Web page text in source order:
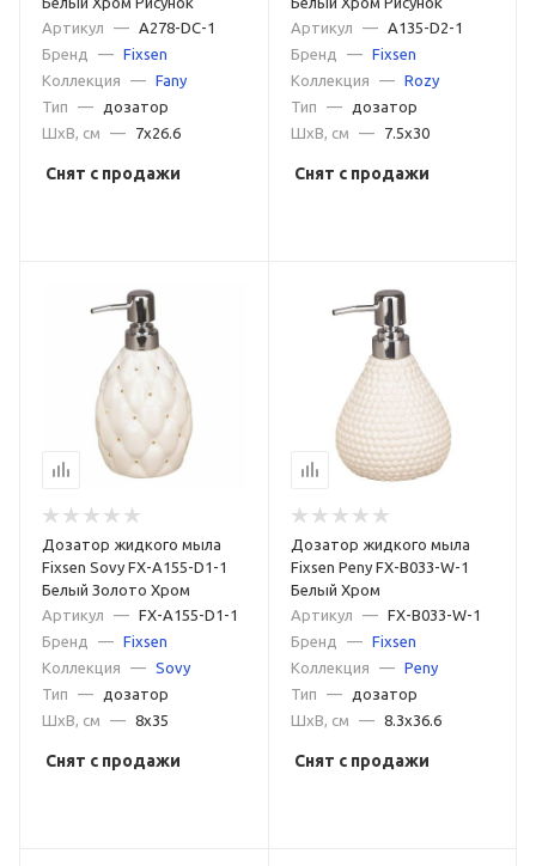
Артикул
— A278-DC-1
Бренд
— Fixsen
Коллекция
— Fany
Тип
—
дозатор
ШxВ, см
— 7x26.6
Снят с продажи
Артикул
—
A135-D2-1
Бренд
—
Fixsen
Коллекция
—
Rozy
Тип
—
дозатор
ШxВ, см
— 7.5x30
Снят с продажи
Дозатор жидкого мыла
Fixsen Sovy FX-A155-D1-1
Белый Золото Хром
Артикул
— FX-A155-D1-1
Бренд
— Fixsen
Коллекция
— Sovy
Тип
—
дозатор
ШxВ, см
— 8x35
Снят с продажи
Дозатор жидкого мыла
Fixsen Peny FX-B033-W-1
Белый Хром
Артикул
—
FX-B033-W-1
Бренд
—
Fixsen
Коллекция
—
Peny
Тип
—
дозатор
ШxВ, см
— 8.3x36.6
Снят с продажи